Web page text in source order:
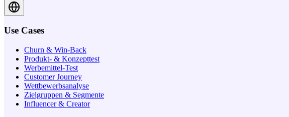
Use Cases
Churn & Win-Back
Produkt- & Konzepttest
Werbemittel-Test
Customer Journey
Wettbewerbsanalyse
Zielgruppen & Segmente
Influencer & Creator